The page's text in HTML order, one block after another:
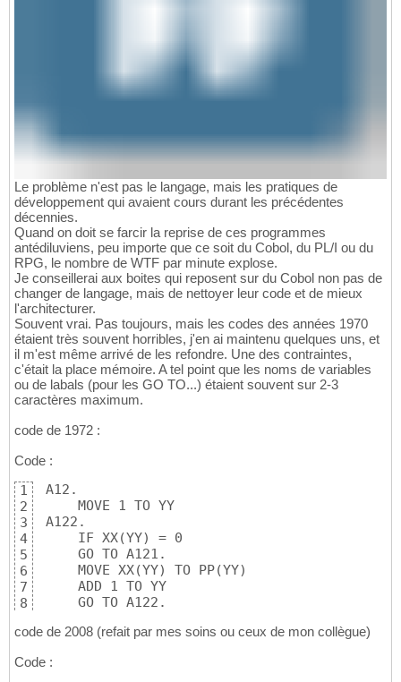
Le problème n'est pas le langage, mais les pratiques de
développement qui avaient cours durant les précédentes
décennies.
Quand on doit se farcir la reprise de ces programmes
antédiluviens, peu importe que ce soit du Cobol, du PL/I ou du
RPG, le nombre de WTF par minute explose.
Je conseillerai aux boites qui reposent sur du Cobol non pas de
changer de langage, mais de nettoyer leur code et de mieux
l'architecturer.
Souvent vrai. Pas toujours, mais les codes des années 1970
étaient très souvent horribles, j'en ai maintenu quelques uns, et
il m'est même arrivé de les refondre. Une des contraintes,
c'était la place mémoire. A tel point que les noms de variables
ou de labals (pour les GO TO...) étaient souvent sur 2-3
caractères maximum.
code de 1972 :
Code :
1
2
3
4
5
6
7
8
A12.
     MOVE 1 TO YY
A122.
     IF XX(YY) = 0
     GO TO A121.
     MOVE XX(YY) TO PP(YY)
     ADD 1 TO YY
     GO TO A122.
code de 2008 (refait par mes soins ou ceux de mon collègue)
Code :